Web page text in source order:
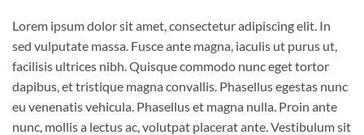
Lorem ipsum dolor sit amet, consectetur adipiscing elit. In
sed vulputate massa. Fusce ante magna, iaculis ut purus ut,
facilisis ultrices nibh. Quisque commodo nunc eget tortor
dapibus, et tristique magna convallis. Phasellus egestas nunc
eu venenatis vehicula. Phasellus et magna nulla. Proin ante
nunc, mollis a lectus ac, volutpat placerat ante. Vestibulum sit